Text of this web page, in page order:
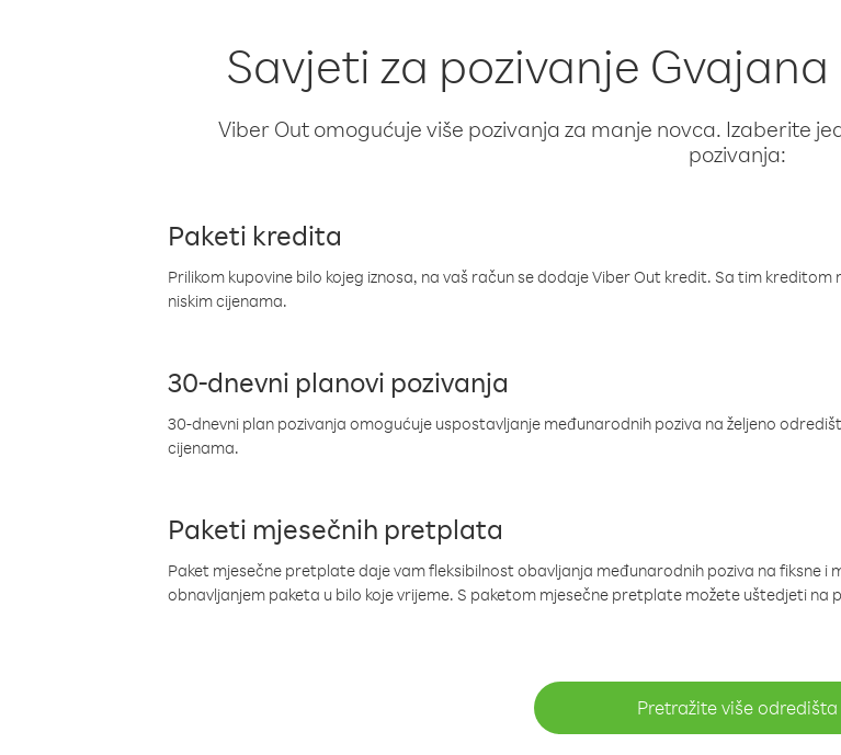
Savjeti za pozivanje
Viber Out omogućuje više pozivanja za manje novca. Izaberite
pozivanja:
Paketi kredita
Prilikom kupovine bilo kojeg iznosa, na vaš račun se dodaje Viber Out kredit. Sa tim
niskim cijenama.
30-dnevni planovi pozivanja
30-dnevni plan pozivanja omogućuje uspostavljanje međunarodnih poziva na željeno
cijenama.
Paketi mjesečnih pretplata
Paket mjesečne pretplate daje vam fleksibilnost obavljanja međunarodnih poziva na fiksne i
obnavljanjem paketa u bilo koje vrijeme. S paketom mjesečne pretplate možete uštedjeti na
Pretražite više odredišta